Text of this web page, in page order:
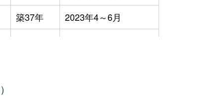
築37年
2023年4～6月